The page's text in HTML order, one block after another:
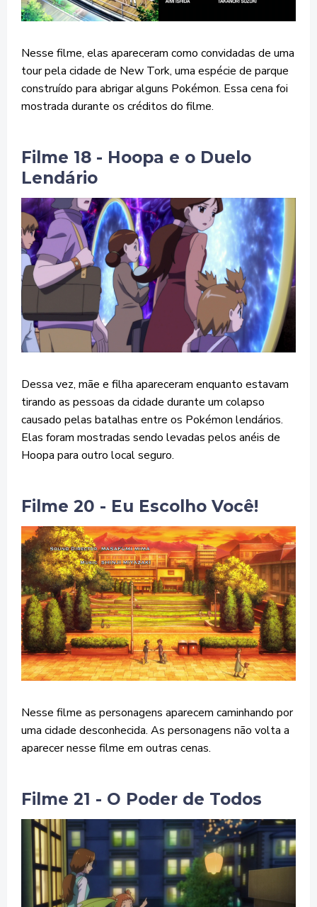
Nesse filme, elas apareceram como convidadas de uma
tour pela cidade de New Tork, uma espécie de parque
construído para abrigar alguns Pokémon. Essa cena foi
mostrada durante os créditos do filme.
Filme 18 - Hoopa e o Duelo
Lendário
Dessa vez, mãe e filha apareceram enquanto estavam
tirando as pessoas da cidade durante um colapso
causado pelas batalhas entre os Pokémon lendários.
Elas foram mostradas sendo levadas pelos anéis de
Hoopa para outro local seguro.
Filme 20 - Eu Escolho Você!
Nesse filme as personagens aparecem caminhando por
uma cidade desconhecida. As personagens não volta a
aparecer nesse filme em outras cenas.
Filme 21 - O Poder de Todos